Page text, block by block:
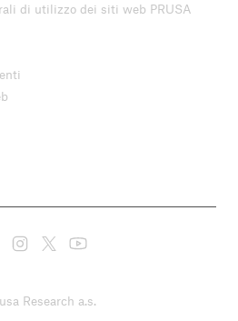
di utilizzo dei siti web PRUSA
Research a.s.